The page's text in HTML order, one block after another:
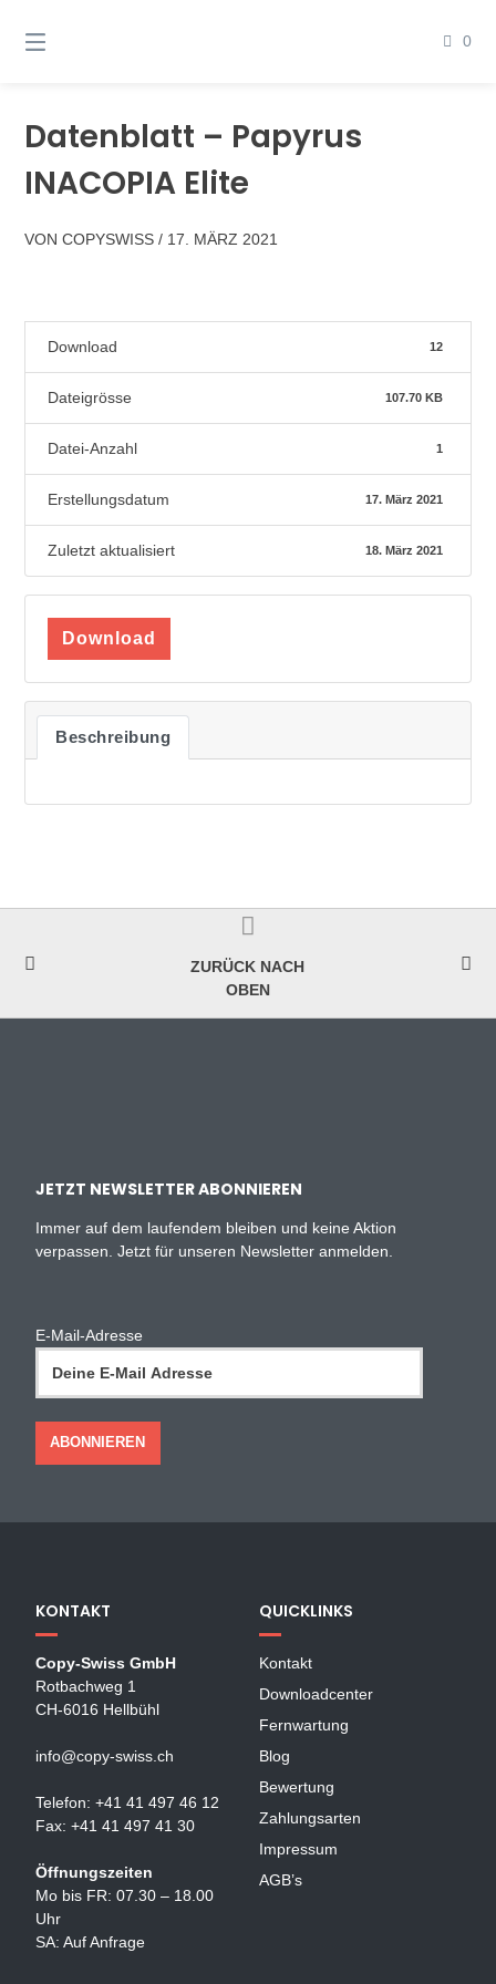
zum
0
Datenblatt – Papyrus
INACOPIA Elite
VONCOPYSWISS / 17. MÄRZ 2021
Download 12
Dateigrösse 107.70 KB
Datei-Anzahl 1
Erstellungsdatum 17. März 2021
Zuletzt aktualisiert 18. März 2021
Download
Beschreibung
ZURÜCK NACH
OBEN
JETZT NEWSLETTER ABONNIEREN
Immer auf dem laufendem bleiben und keine Aktion
verpassen. Jetzt für unseren Newsletter anmelden.
E-Mail-Adresse
KONTAKT
Copy-Swiss GmbH
Rotbachweg 1
CH-6016 Hellbühl
info@copy-swiss.ch
Telefon: +41 41 497 46 12
Fax: +41 41 497 41 30
Öffnungszeiten
Mo bis FR: 07.30 – 18.00
Uhr
SA: Auf Anfrage
QUICKLINKS
Kontakt
Downloadcenter
Fernwartung
Blog
Bewertung
Zahlungsarten
Impressum
AGB’s